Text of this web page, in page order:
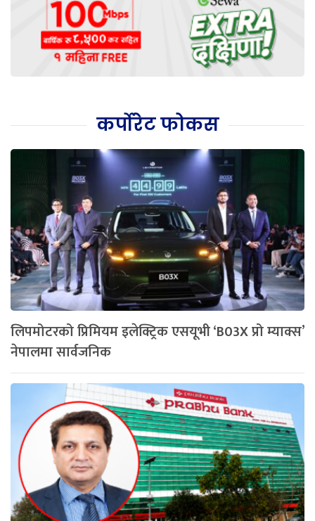
कर्पोरेट फोकस
लिपमोटरको प्रिमियम इलेक्ट्रिक एसयूभी ‘B03X प्रो म्याक्स’
नेपालमा सार्वजनिक